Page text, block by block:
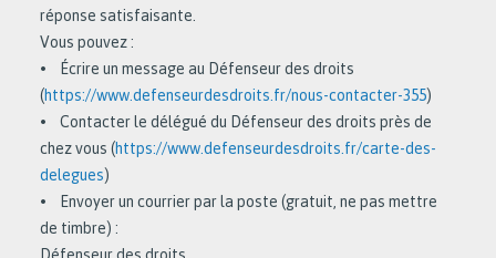
réponse satisfaisante.
Vous pouvez :
• Écrire un message au Défenseur des droits
(https://www.defenseurdesdroits.fr/nous-contacter-355)
• Contacter le délégué du Défenseur des droits près de
chez vous (https://www.defenseurdesdroits.fr/carte-des-
delegues)
• Envoyer un courrier par la poste (gratuit, ne pas mettre
de timbre) :